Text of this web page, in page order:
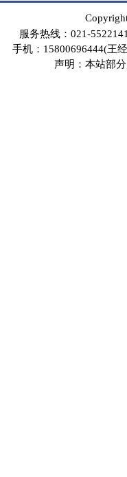
服务热线：021-
手机：15800696444(王
声明：本站部